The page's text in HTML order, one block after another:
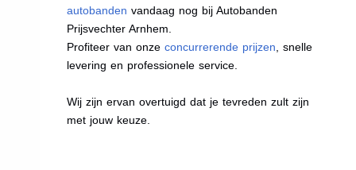
autobanden vandaag nog bij Autobanden
Prijsvechter Arnhem.
Profiteer van onze concurrerende prijzen , snelle
levering en professionele service.
Wij zijn ervan overtuigd dat je tevreden zult zijn
met jouw keuze.